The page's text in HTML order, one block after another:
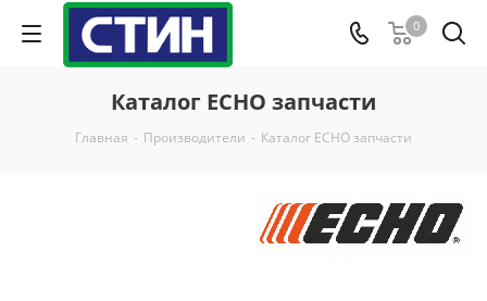
0
Каталог ECHO запчасти
Главная - Производители - Каталог ECHO запчасти